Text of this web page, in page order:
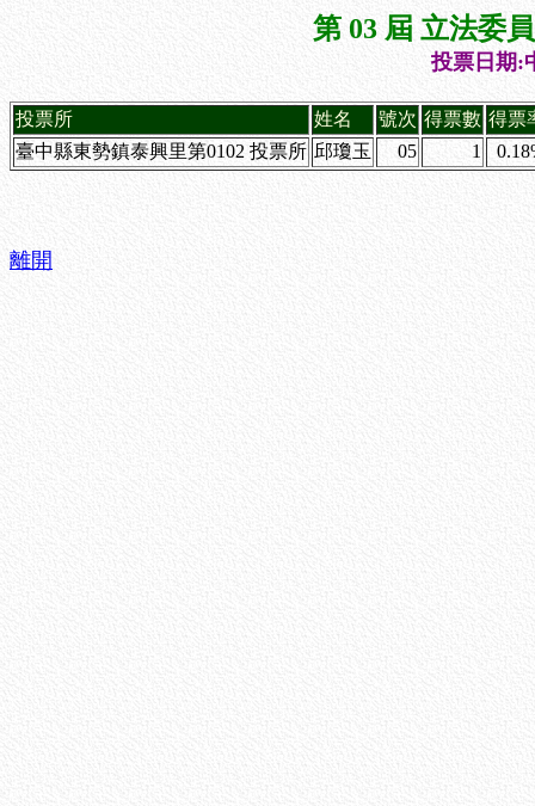
第 03 屆 立法委
投票日期:
投票所 姓名 號次 得票數 得票
臺中縣東勢鎮泰興里第0102 投票所 邱瓊玉 05 1
離開